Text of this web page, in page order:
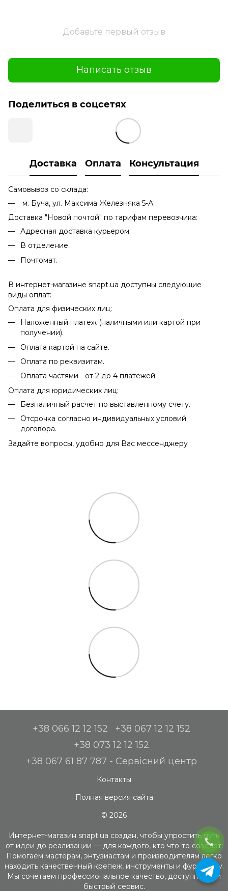
Добавьте первый отзыв
Написать отзыв
Поделиться в соцсетях
Доставка Оплата Консультация
Самовывоз со склада:
м. Буча, ул. Максима Железняка 5-А.
Доставка "Новой почтой" по тарифам перевозчика:
Адресная доставка курьером.
В отделение.
Почтомат.
В интернет-магазине snapt.ua доступны следующие
виды оплат:
Оплата для физических лиц:
Наложенный платеж (наличными или картой при
получении).
Оплата картой на сайте.
Оплата по реквизитам.
Оплата частями - от 2 до 4 платежей.
Оплата для юридических лиц:
Безналичный расчет по выставленному счету.
Отсрочка согласно индивидуальных условий
договора.
Задайте вопросы, удобно для Вас мессенджеру
+38 066 12 12 152
+38 067 12 12 152
+38 073 12 12 152
+38 067 61 87 787 - Сервісний центр
Контакты
Полная версия сайта
© 2026
Интернет-магазин snapt.ua создан, чтобы упростить путь
от идеи до реализации — для каждого, кто что-то создает.
Помогаем мастерам, энтузиастам и производителям легко
находить качественный крепеж, инструменты и фурнитуру.
Мы сочетаем профессиональное качество, доступность и
быстрый сервис.